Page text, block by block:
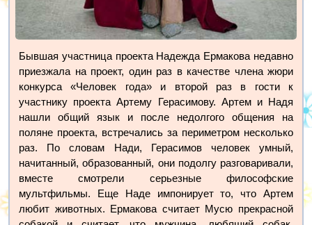
Бывшая участница проекта Надежда Ермакова недавно
приезжала на проект, один раз в качестве члена жюри
конкурса «Человек года» и второй раз в гости к
участнику проекта Артему Герасимову. Артем и Надя
нашли общий язык и после недолгого общения на
поляне проекта, встречались за периметром несколько
раз. По словам Нади, Герасимов человек умный,
начитанный, образованный, они подолгу разговаривали,
вместе смотрели серьезные философские
мультфильмы. Еще Наде импонирует то, что Артем
любит животных. Ермакова считает Мусю прекрасной